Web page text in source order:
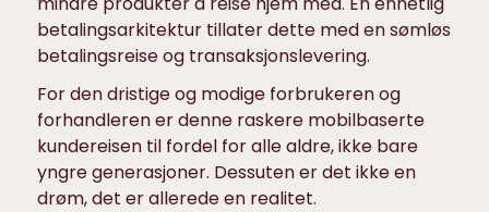
betalingsarkitektur tillater dette med en sømløs
betalingsreise og transaksjonslevering.
For den dristige og modige forbrukeren og
forhandleren er denne raskere mobilbaserte
kundereisen til fordel for alle aldre, ikke bare
yngre generasjoner. Dessuten er det ikke en
drøm, det er allerede en realitet.